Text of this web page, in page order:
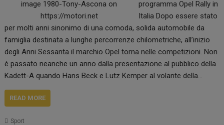
programma Opel Rally in
Italia Dopo essere stato
per molti anni sinonimo di una comoda, solida automobile da
famiglia destinata a lunghe percorrenze chilometriche, all’inizio
degli Anni Sessanta il marchio Opel torna nelle competizioni. Non
è passato neanche un anno dalla presentazione al pubblico della
Kadett-A quando Hans Beck e Lutz Kemper al volante della…
READ MORE
Sport